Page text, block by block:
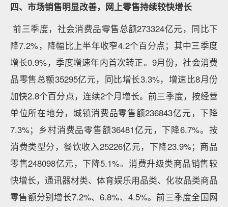
四、市场销售明显改善，网上零售持续较快增长
前三季度，社会消费品零售总额273324亿元，同比下
降7.2%，降幅比上半年收窄4.2个百分点；其中三季度
增长0.9%，季度增速年内首次转正。9月份，社会消费
品零售总额35295亿元，同比增长3.3%，增速比8月份
加快2.8个百分点，连续2个月增长。前三季度，按经营
单位所在地分，城镇消费品零售额236843亿元，下降
7.3%；乡村消费品零售额36481亿元，下降6.7%。按
消费类型分，餐饮收入25226亿元，下降23.9%；商品
零售248098亿元，下降5.1%。消费升级类商品销售较
快增长，通讯器材类、体育娱乐用品类、化妆品类商品
零售额分别增长7.2%、6.8%、4.5%。前三季度全国网